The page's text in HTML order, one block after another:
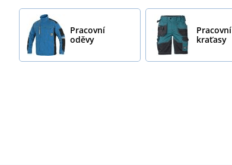
Pracovní
oděvy
Pracovní
kraťasy